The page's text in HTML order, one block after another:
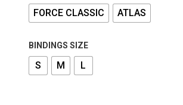
FORCE CLASSIC ATLAS
BINDINGS SIZE
S M L